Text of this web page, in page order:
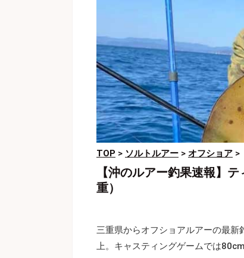
TOP > ソルトルアー > オフショア >
【沖のルアー釣果速報】
重）
三重県からオフショアルアーの最
上。キャスティングゲームでは